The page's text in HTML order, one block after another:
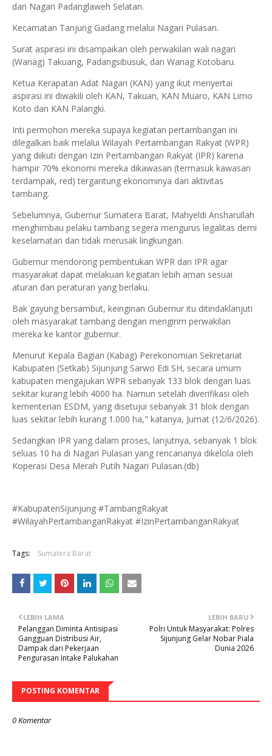
dan Nagari Padanglaweh Selatan.
Kecamatan Tanjung Gadang melalui Nagari Pulasan.
Surat aspirasi ini disampaikan oleh perwakilan wali nagari
(Wanag) Takuang, Padangsibusuk, dan Wanag Kotobaru.
Ketua Kerapatan Adat Nagari (KAN) yang ikut menyertai
aspirasi ini diwakili oleh KAN, Takuan, KAN Muaro, KAN Limo
Koto dan KAN Palangki.
Inti permohon mereka supaya kegiatan pertambangan ini
dilegalkan baik melalui Wilayah Pertambangan Rakyat (WPR)
yang diikuti dengan Izin Pertambangan Rakyat (IPR) karena
hampir 70% ekonomi mereka dikawasan (termasuk kawasan
terdampak, red) tergantung ekonominya dari aktivitas
tambang.
Sebelumnya, Gubernur Sumatera Barat, Mahyeldi Ansharullah
menghimbau pelaku tambang segera mengurus legalitas demi
keselamatan dan tidak merusak lingkungan.
Gubernur mendorong pembentukan WPR dan IPR agar
masyarakat dapat melakuan kegiatan lebih aman sesuai
aturan dan peraturan yang berlaku.
Bak gayung bersambut, keinginan Gubernur itu ditindaklanjuti
oleh masyarakat tambang dengan mengirim perwakilan
mereka ke kantor gubernur.
Menurut Kepala Bagian (Kabag) Perekonomian Sekretariat
Kabupaten (Setkab) Sijunjung Sarwo Edi SH, secara umum
kabupaten mengajukan WPR sebanyak 133 blok dengan luas
sekitar kurang lebih 4000 ha. Namun setelah diverifikasi oleh
kementerian ESDM, yang disetujui sebanyak 31 blok dengan
luas sekitar lebih kurang 1.000 ha," katanya, Jumat (12/6/2026).
Sedangkan IPR yang dalam proses, lanjutnya, sebanyak 1 blok
seluas 10 ha di Nagari Pulasan yang rencananya dikelola oleh
Koperasi Desa Merah Putih Nagari Pulasan.(db)
#KabupatenSijunjung #TambangRakyat
#WilayahPertambanganRakyat #IzinPertambanganRakyat
Tags: Sumatera Barat
LEBIH BARU
Polri Untuk Masyarakat: Polres
Sijunjung Gelar Nobar Piala
Dunia 2026
LEBIH LAMA
Pelanggan Diminta Antisipasi
Gangguan Distribusi Air,
Dampak dari Pekerjaan
Pengurasan Intake Palukahan
POSTING KOMENTAR
0 Komentar